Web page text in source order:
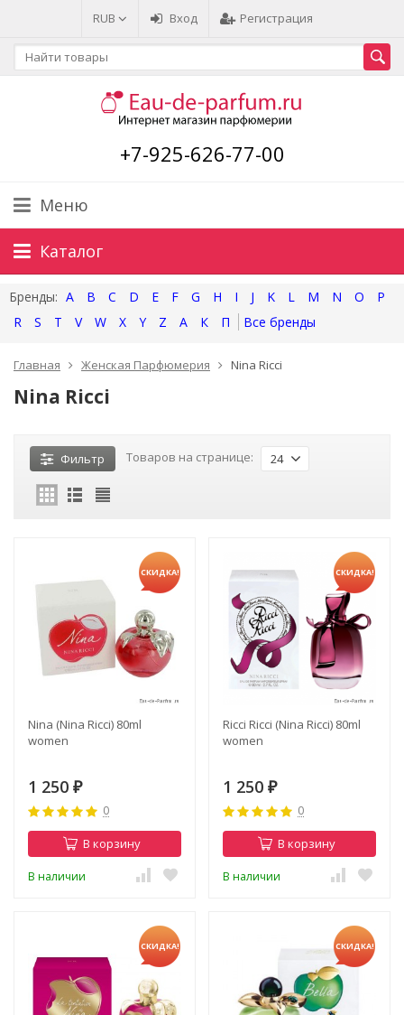
RUB Вход Регистрация
+7-925-626-77-00
Меню
Каталог
A B C D E F G H I J K L M N O
P
R
S T V W X Y Z А К П
Главная Женская Парфюмерия Nina Ricci
Nina Ricci
Фильтр Товаров на странице: 24
СКИДКА!
Nina (Nina Ricci) 80ml
women
1 250 ₽
0
В корзину
В наличии
СКИДКА!
Ricci Ricci (Nina Ricci) 80ml
women
1 250 ₽
0
В корзину
В наличии
СКИДКА! СКИДКА!